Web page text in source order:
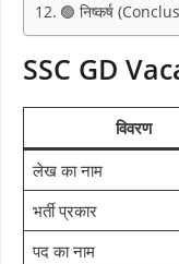
🟢 निष्कर्ष
SSC GD
विवरण
लेख का नाम
भर्ती प्रकार
पद का नाम